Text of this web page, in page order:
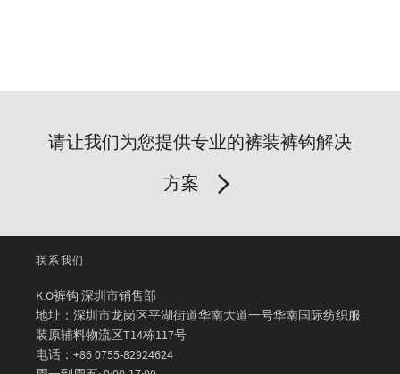
请让我们为您提供专业的裤装裤钩解决
方案
联系我们
K.O裤钩 深圳市销售部
地址：深圳市龙岗区平湖街道华南大道一号华南国际纺织服
装原辅料物流区T14栋117号
电话：+86 0755-82924624